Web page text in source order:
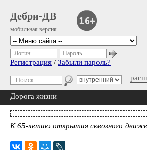
Дебри-ДВ
мобильная версия
Логин Пароль
Регистрация / Забыли пароль?
Дорога жизни
К 65-летию открытия сквозного